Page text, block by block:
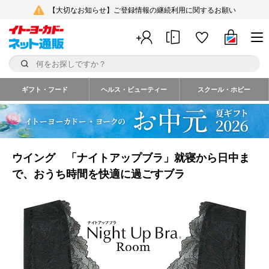
【大切なお知らせ】ご登録情報の継続利用に関するお願い
ギフト・フード ヘルス・ビューティー スクール・ホビー
ウイング 「ナイトアップブラ」就寝から日中ま
で、おうち時間を快適に過ごすブラ